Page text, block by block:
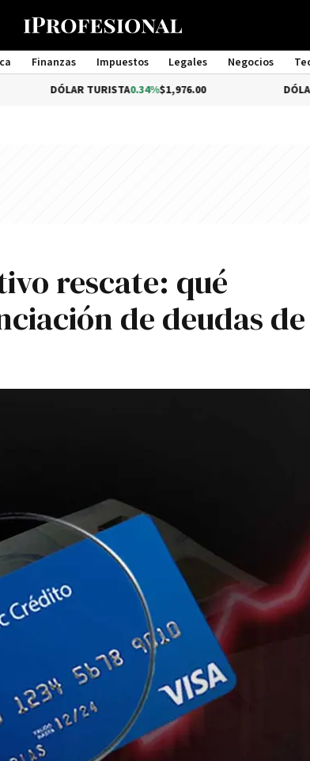
Finanzas Impuestos Legales Negocios
Management
TURISTA0.34%$1,976.00 -
rescate: qué
de deudas de